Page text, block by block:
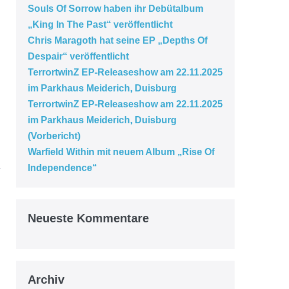
Souls Of Sorrow haben ihr Debütalbum
„King In The Past“ veröffentlicht
Chris Maragoth hat seine EP „Depths Of
Despair“ veröffentlicht
TerrortwinZ EP-Releaseshow am 22.11.2025
im Parkhaus Meiderich, Duisburg
TerrortwinZ EP-Releaseshow am 22.11.2025
im Parkhaus Meiderich, Duisburg
(Vorbericht)
Warfield Within mit neuem Album „Rise Of
Independence“
Neueste Kommentare
Archiv